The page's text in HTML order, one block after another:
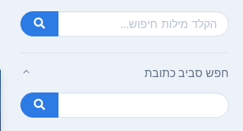
חפש סביב כתובת